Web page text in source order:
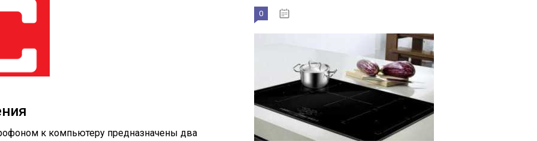
к компьютеру предназначены два
0